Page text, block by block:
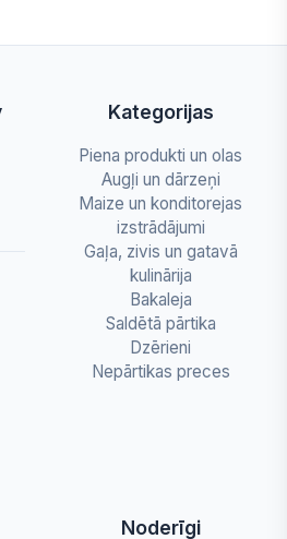
Kategorijas
Piena produkti un olas
Augļi un dārzeņi
Maize un konditorejas
izstrādājumi
Gaļa, zivis un gatavā
kulinārija
Bakaleja
Saldētā pārtika
Dzērieni
Nepārtikas preces
Noderīgi